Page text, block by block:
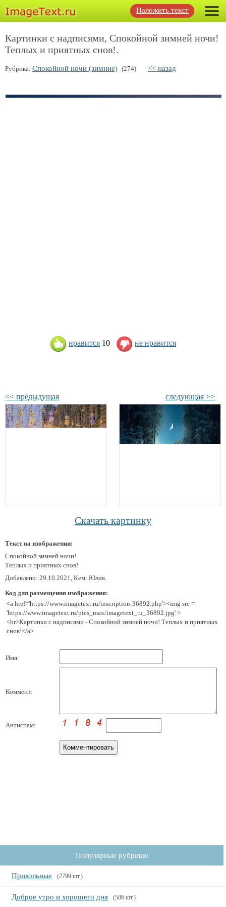
Наложить текст
Картинки с надписями, Спокойной зимней ночи!
Теплых и приятных снов!.
Рубрика: Спокойной ночи (зимние) (274) << назад
нравится 10 не нравится
<< предыдущая следующая >>
Скачать картинку
Текст на изображении:
Спокойной зимней ночи!
Теплых и приятных снов!
Добавлено: 29.10.2021, Кем: Юлия.
Код для размещения изображения:
<a href='https://www.imagetext.ru/inscription-36892.php'><img src =
'https://www.imagetext.ru/pics_max/imagetext_ru_36892.jpg' >
<br>Картинки с надписями - Спокойной зимней ночи! Теплых и приятных
снов!</a>
Имя:
Коммент:
Антиспам:
Популярные рубрики:
Прикольные (2799 шт.)
Доброе утро и хорошего дня (586 шт.)